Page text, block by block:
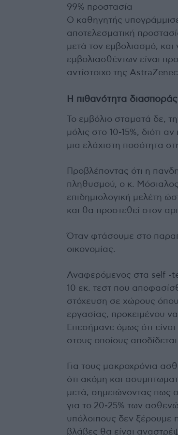
99% προστασία
Ο καθηγητής
αποτελεσματική
μετά τον εμβολιασμό, και
εμβολιασθέντων είναι
αντίστοιχο της
Η πιθανότητα
Το εμβόλιο σταματά δε,
μόλις στο 10-15%, διότι
μια ελάχιστη ποσότητα
Προβλέποντας ότι η
πληθυσμού, ο κ.
επιδημιολογική μελέτη
και θα προστεθεί στον
Όταν φτάσουμε στο
οικονομίας.
Αναφερόμενος στα self -
10 εκ. τεστ που
στόχευση σε χώρους
εργασίας, προκειμένου
Επεσήμανε όμως ότι
στους οποίους
Για τους μακροχρόνια
ότι ακόμη και
μετά, σημειώνοντας πως
για το 20-25% των
υπόλοιπους δεν ξέρουμε
βλάβες θα είναι